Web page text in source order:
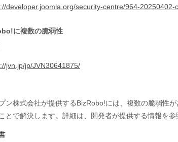
developer.joomla.org/security-centre/964-
に複数の脆弱性
jvn.jp/jp/JVN30641875/
ン株式会社が提供するBizRobo!には、複数の脆弱性
とで解決します。詳細は、開発者が提供する情報を参